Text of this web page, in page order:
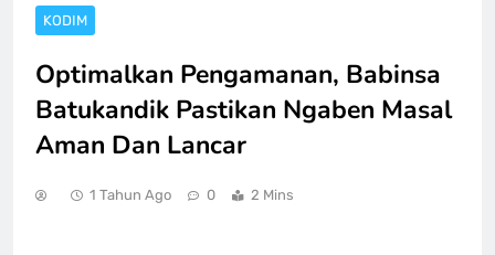
KODIM
Optimalkan Pengamanan, Babinsa
Batukandik Pastikan Ngaben Masal
Aman Dan Lancar
1 Tahun Ago 0 2 Mins